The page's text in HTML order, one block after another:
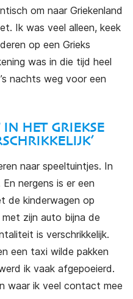
om naar Griekenland
Ik was veel alleen, keek
op een Grieks
was in die tijd heel
nachts weg voor een
HET GRIEKSE
naar speeltuintjes. In
nergens is er een
de kinderwagen op
zijn auto bijna de
is verschrikkelijk.
een taxi wilde pakken
ik vaak afgepoeierd.
waar ik veel contact mee